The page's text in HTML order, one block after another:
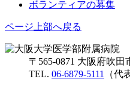
ボランティアの募集
ページ上部へ戻る
〒565-0871 大阪府吹田
TEL. 06-6879-5111 （代